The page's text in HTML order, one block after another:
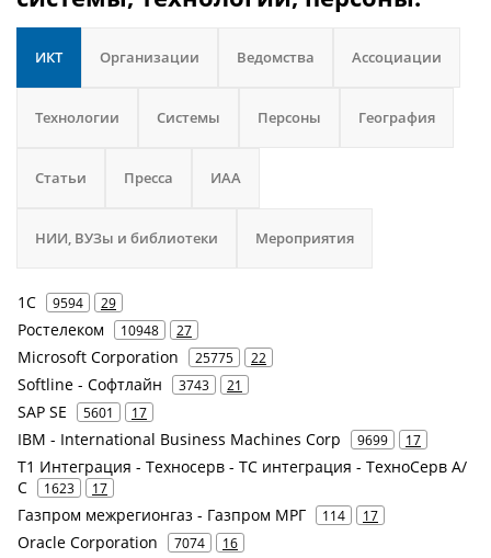
ИКТ Организации Ведомства Ассоциации
Технологии Системы Персоны География
Статьи Пресса ИАА
НИИ, ВУЗы и библиотеки Мероприятия
1С 9594 29
Ростелеком 10948 27
Microsoft Corporation 25775 22
Softline - Софтлайн 3743 21
SAP SE 5601 17
IBM - International Business Machines Corp 9699 17
Т1 Интеграция - Техносерв - ТС интеграция - ТехноСерв А/
С
1623 17
Газпром межрегионгаз - Газпром МРГ 114 17
Oracle Corporation 7074 16